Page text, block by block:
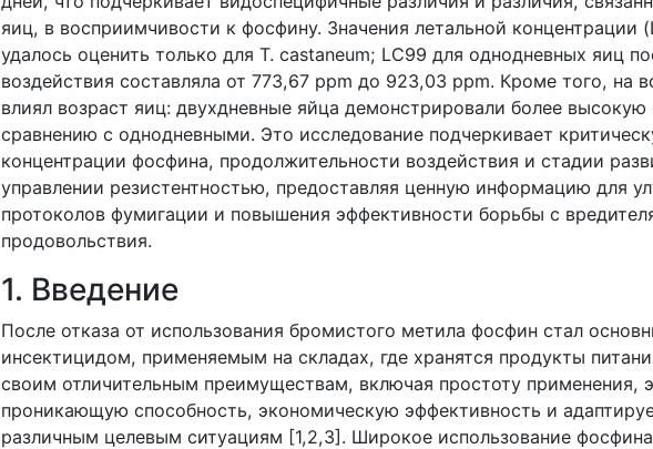
яиц, в восприимчивости к фосфину. Значения летальной концентрации
удалось оценить только для T. castaneum; LC99 для однодневных яиц
воздействия составляла от 773,67 ppm до 923,03 ppm. Кроме того, на
влиял возраст яиц: двухдневные яйца демонстрировали более высокую
сравнению с однодневными. Это исследование подчеркивает
концентрации фосфина, продолжительности воздействия и стадии
управлении резистентностью, предоставляя ценную информацию для
протоколов фумигации и повышения эффективности борьбы с
продовольствия.
1. Введение
После отказа от использования бромистого метила фосфин стал
инсектицидом, применяемым на складах, где хранятся продукты
своим отличительным преимуществам, включая простоту применения,
проникающую способность, экономическую эффективность и
различным целевым ситуациям [1,2,3]. Широкое использование